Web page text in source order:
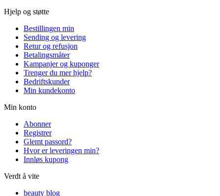
Hjelp og støtte
Bestillingen min
Sending og levering
Retur og refusjon
Betalingsmåter
Kampanjer og kuponger
Trenger du mer hjelp?
Bedriftskunder
Min kundekonto
Min konto
Abonner
Registrer
Glemt passord?
Hvor er leveringen min?
Innløs kupong
Verdt å vite
beauty blog